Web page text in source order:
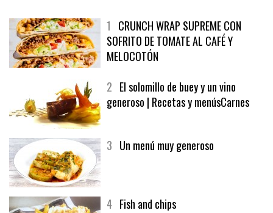
1 CRUNCH WRAP SUPREME CON
SOFRITO DE TOMATE AL CAFÉ Y
MELOCOTÓN
2 El solomillo de buey y un vino
generoso | Recetas y menúsCarnes
3 Un menú muy generoso
4 Fish and chips